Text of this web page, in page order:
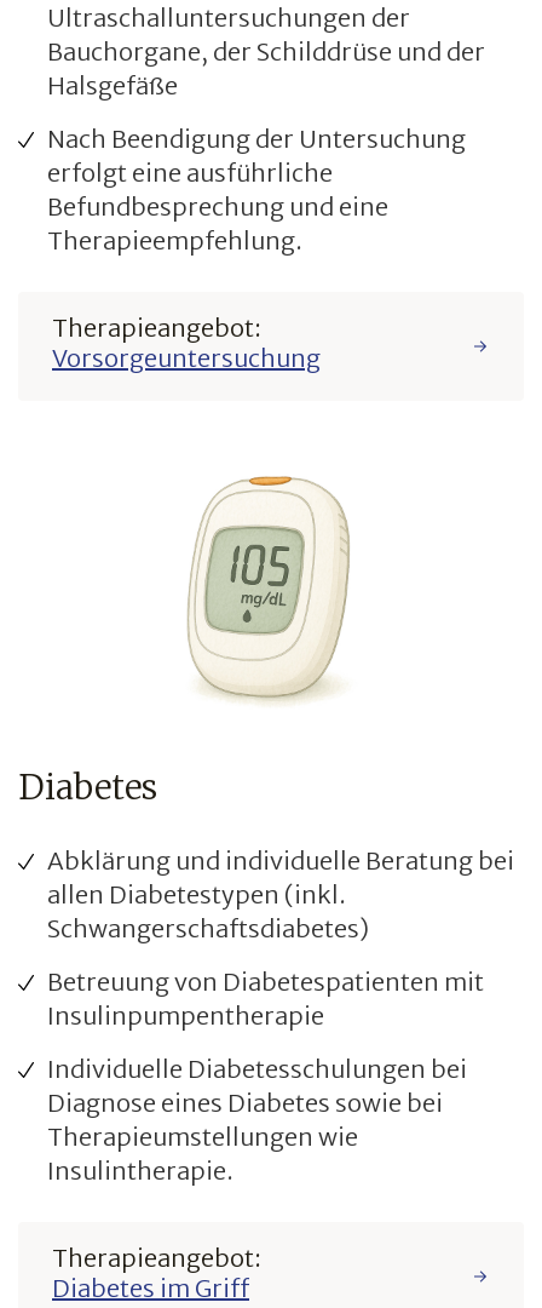
Ultraschalluntersuchungen der
Bauchorgane, der Schilddrüse und der
Halsgefäße
Nach Beendigung der Untersuchung
erfolgt eine ausführliche
Befundbesprechung und eine
Therapieempfehlung.
Therapieangebot:
Vorsorgeuntersuchung
Diabetes
Abklärung und individuelle Beratung bei
allen Diabetestypen (inkl.
Schwangerschaftsdiabetes)
Betreuung von Diabetespatienten mit
Insulinpumpentherapie
Individuelle Diabetesschulungen bei
Diagnose eines Diabetes sowie bei
Therapieumstellungen wie
Insulintherapie.
Therapieangebot:
Diabetes im Griff